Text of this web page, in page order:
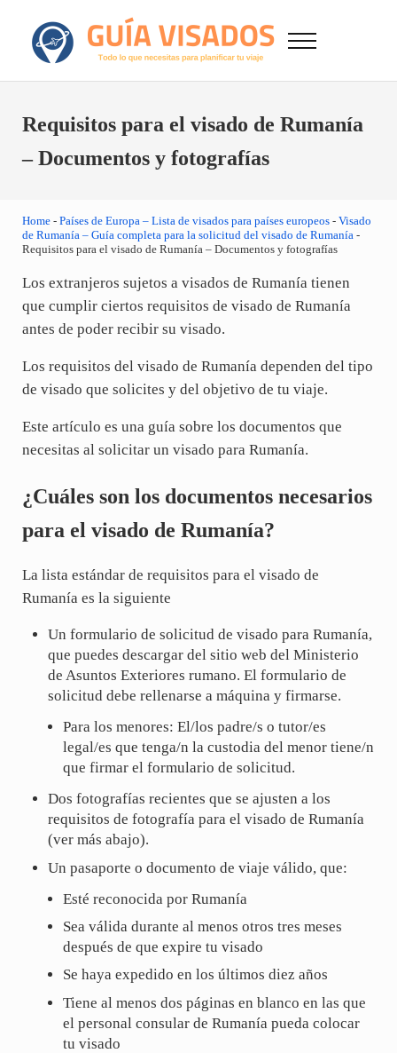
GuiaVisado.com - Guía de visados de viaje en
Otro sitio realizado con WordPress
Menu
Requisitos para el visado de Rumanía
– Documentos y fotografías
Home- Países de Europa – Lista de visados para países europeos- Visado
de Rumanía – Guía completa para la solicitud del visado de Rumanía-
Requisitos para el visado de Rumanía – Documentos y fotografías
Los extranjeros sujetos a visados de Rumanía tienen
que cumplir ciertos requisitos de visado de Rumanía
antes de poder recibir su visado.
Los requisitos del visado de Rumanía dependen del tipo
de visado que solicites y del objetivo de tu viaje.
Este artículo es una guía sobre los documentos que
necesitas al solicitar un visado para Rumanía.
¿Cuáles son los documentos necesarios
para el visado de Rumanía?
La lista estándar de requisitos para el visado de
Rumanía es la siguiente
Un formulario de solicitud de visado para Rumanía,
que puedes descargar del sitio web del Ministerio
de Asuntos Exteriores rumano. El formulario de
solicitud debe rellenarse a máquina y firmarse.
Para los menores: El/los padre/s o tutor/es
legal/es que tenga/n la custodia del menor tiene/n
que firmar el formulario de solicitud.
Dos fotografías recientes que se ajusten a los
requisitos de fotografía para el visado de Rumanía
(ver más abajo).
Un pasaporte o documento de viaje válido, que:
Esté reconocida por Rumanía
Sea válida durante al menos otros tres meses
después de que expire tu visado
Se haya expedido en los últimos diez años
Tiene al menos dos páginas en blanco en las que
el personal consular de Rumanía pueda colocar
tu visado